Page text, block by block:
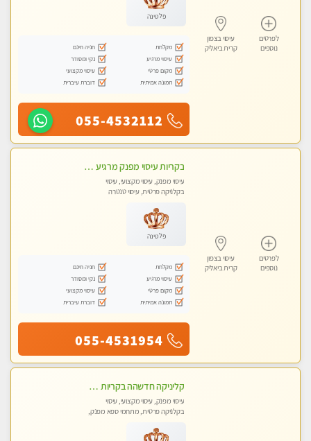
לפרטים
נוספים
עיסוי בצפון
קרית ביאליק
פלטינה
מקלחת
חניה חינם
עיסוי מרגיע
נקי ומסודר
מקום פרטי
עיסוי מקצועי
תמונה אמיתית
דוברת עיברית
055-4532112
לפרטים
נוספים
עיסוי בצפון
קרית ביאליק
בקריות עיסוי מפנק מרגיע ושקט במקום מדהים עיסוי מושקע מאוד
עיסוי מפנק, עיסוי מקצועי, עיסוי
בקלניקה פרטית, עיסוי טנטרה
פלטינה
מקלחת
חניה חינם
עיסוי מרגיע
נקי ומסודר
מקום פרטי
עיסוי מקצועי
תמונה אמיתית
דוברת עיברית
055-4531954
קליניקה חדשהה בקריות מעסה איכותית מפנקת ומקצועית מאוד+נשים +זוגות
עיסוי מפנק, עיסוי מקצועי, עיסוי
בקלניקה פרטית, מתחמי ספא מפנק,
לנשים בלבד